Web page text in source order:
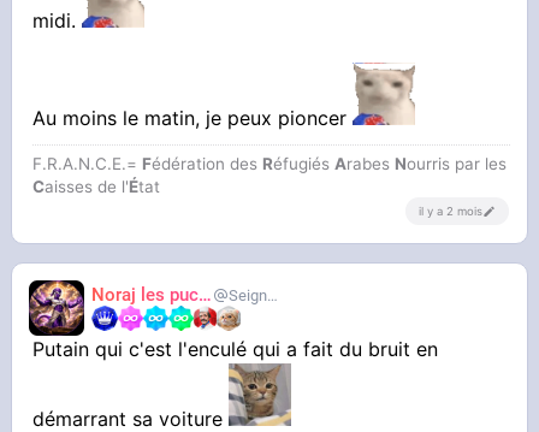
midi.
Au moins le matin, je peux pioncer
F.R.A.N.C.E.= Fédération des Réfugiés Arabes Nourris par les
Caisses de l'État
il y a 2 mois
Noraj les pucix SeigneurCooler
Putain qui c'est l'enculé qui a fait du bruit en
démarrant sa voiture